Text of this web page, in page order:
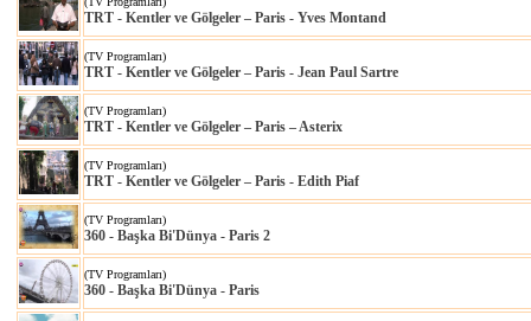
TRT - Kentler ve Gölgeler – Paris - Yves Montand
(TV Programları)
TRT - Kentler ve Gölgeler – Paris - Jean Paul Sartre
(TV Programları)
TRT - Kentler ve Gölgeler – Paris – Asterix
(TV Programları)
TRT - Kentler ve Gölgeler – Paris - Edith Piaf
(TV Programları)
360 - Başka Bi'Dünya - Paris 2
(TV Programları)
360 - Başka Bi'Dünya - Paris